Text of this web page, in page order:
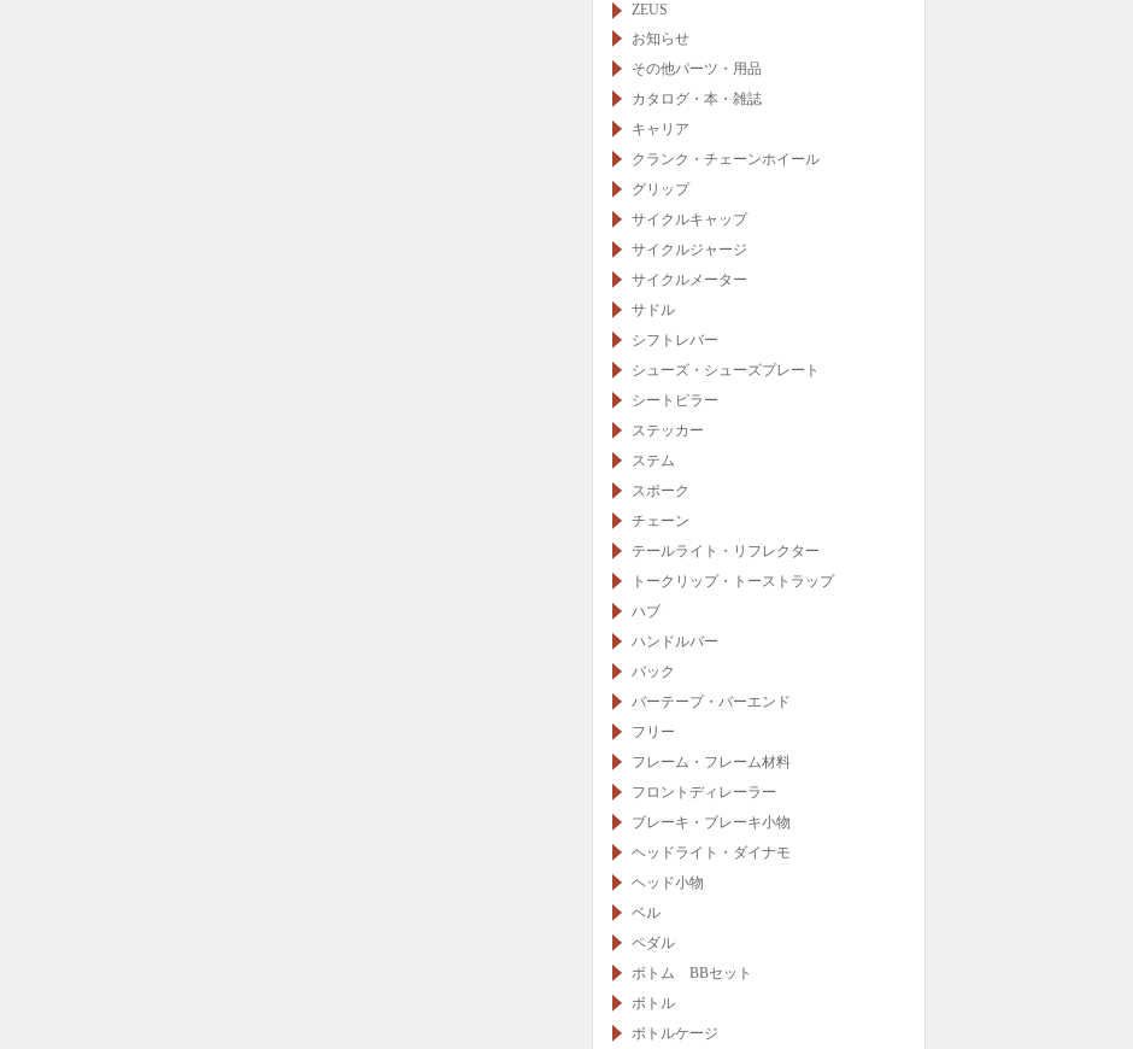
ZEUS
お知らせ
その他パーツ・用品
カタログ・本・雑誌
キャリア
クランク・チェーンホイール
グリップ
サイクルキャップ
サイクルジャージ
サイクルメーター
サドル
シフトレバー
シューズ・シューズプレート
シートピラー
ステッカー
ステム
スポーク
チェーン
テールライト・リフレクター
トークリップ・トーストラップ
ハブ
ハンドルバー
バック
バーテープ・バーエンド
フリー
フレーム・フレーム材料
フロントディレーラー
ブレーキ・ブレーキ小物
ヘッドライト・ダイナモ
ヘッド小物
ベル
ペダル
ボトム BBセット
ボトル
ボトルケージ